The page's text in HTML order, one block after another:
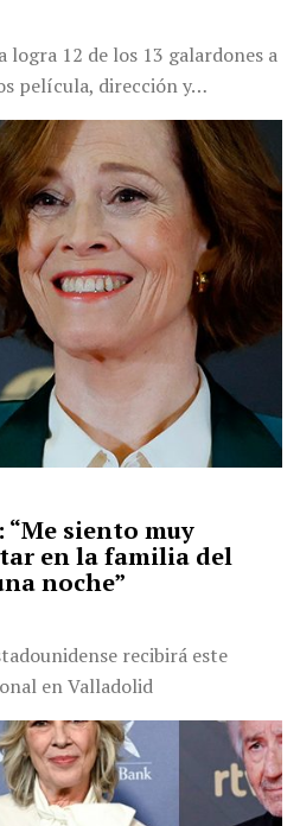
logra 12 de los 13 galardones a
película, dirección y…
“Me siento muy
en la familia del
noche”
recibirá este
en Valladolid